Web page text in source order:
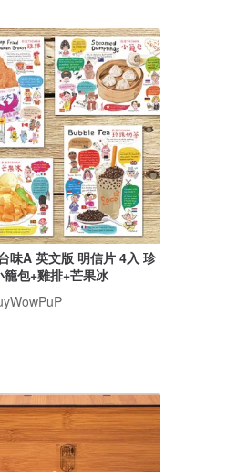
味A 英文版 明信片 4入 珍
籠包+雞排+芒果冰